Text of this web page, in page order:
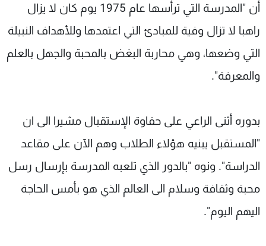
أن "المدرسة التي ترأسها عام 1975 يوم كان لا يزال
راهبا لا تزال وفية للمبادئ التي اعتمدها وللأهداف النبيلة
التي وضعها، وهي محاربة البغض بالمحبة والجهل بالعلم
والمعرفة".
بدوره أثنى الراعي على حفاوة الإستقبال مشيرا الى ان
"المستقبل يبنيه هؤلاء الطلاب وهم الآن على مقاعد
الدراسة". ونوه "بالدور الذي تلعبه المدرسة بإرسال رسل
محبة وثقافة وسلام الى العالم الذي هو بأمس الحاجة
اليهم اليوم".